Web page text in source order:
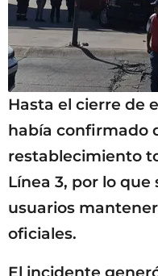
Hasta el cierre de
había confirmado
restablecimiento
Línea 3, por lo que
usuarios
oficiales.